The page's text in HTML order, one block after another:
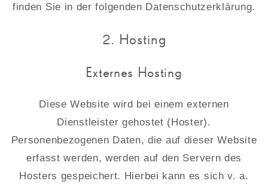
finden Sie in der folgenden Datenschutzerklärung.
2. Hosting
Externes Hosting
Diese Website wird bei einem externen
Dienstleister gehostet (Hoster).
Personenbezogenen Daten, die auf dieser Website
erfasst werden, werden auf den Servern des
Hosters gespeichert. Hierbei kann es sich v. a.